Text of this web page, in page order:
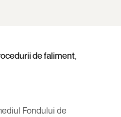
de faliment,
Fondului de